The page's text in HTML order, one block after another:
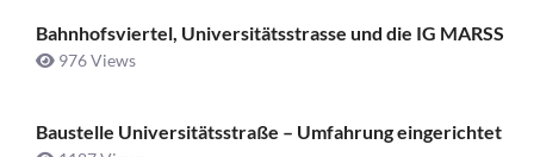
Bahnhofsviertel, Universitätsstrasse und die IG MARSS
976 Views
Baustelle Universitätsstraße ­– Umfahrung eingerichtet